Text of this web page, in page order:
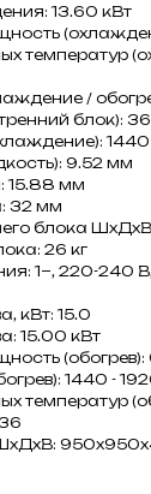
13.60 кВт
температур
/
блок):
9.52 мм
15.88 мм
32 мм
блока
26 кг
1~, 220-240
кВт: 15.0
15.00 кВт
(обогрев):
1440 -
температур